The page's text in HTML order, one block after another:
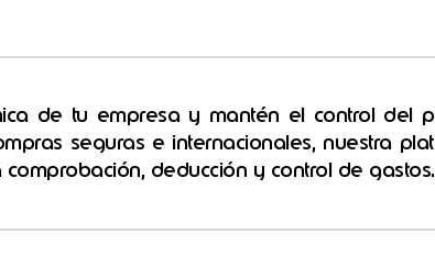
de tu empresa y mantén el control del
seguras e internacionales, nuestra
deducción y control de gastos.